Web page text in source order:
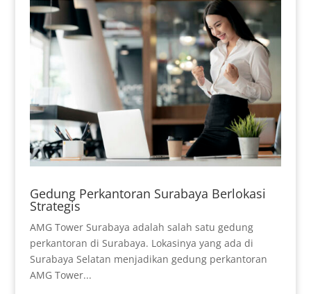
Gedung Perkantoran Surabaya Berlokasi
Strategis
AMG Tower Surabaya adalah salah satu gedung
perkantoran di Surabaya. Lokasinya yang ada di
Surabaya Selatan menjadikan gedung perkantoran
AMG Tower...